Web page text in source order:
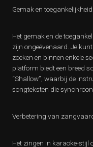
Gemak en toegankelijkheid:
Het gemak en de
zijn ongeëvenaard. Je
zoeken en binnen enkele
platform biedt een breed
“Shallow”, waarbij de
songteksten die
Verbetering van
Het zingen in karaoke-stijl